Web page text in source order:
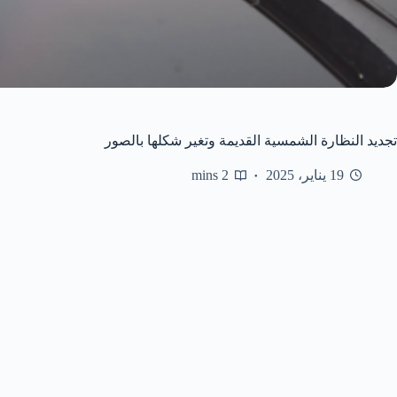
تجديد النظارة الشمسية القديمة وتغير شكلها بالصور
19 يناير، 2025 2 mins